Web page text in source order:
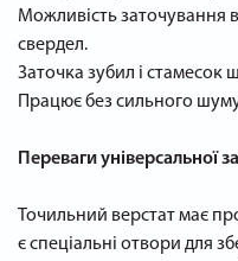
Можливість заточування
свердел.
Заточка зубил і стамесок
Працює без сильного шуму
Переваги універсальної
Точильний верстат має
є спеціальні отвори для